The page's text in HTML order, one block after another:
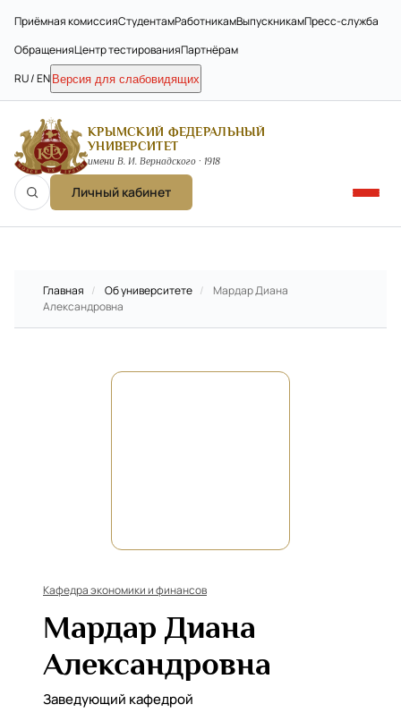
Приёмная комиссияСтудентамРаботникамВыпускникамПресс-служба
ОбращенияЦентр тестированияПартнёрам
RU / EN Версия для слабовидящих
КРЫМСКИЙ ФЕДЕРАЛЬНЫЙ
УНИВЕРСИТЕТ
имени В. И. Вернадского · 1918
Личный кабинет
Главная / Об университете /
Мардар Диана
Александровна
Кафедра экономики и финансов
Мардар Диана
Александровна
Заведующий кафедрой